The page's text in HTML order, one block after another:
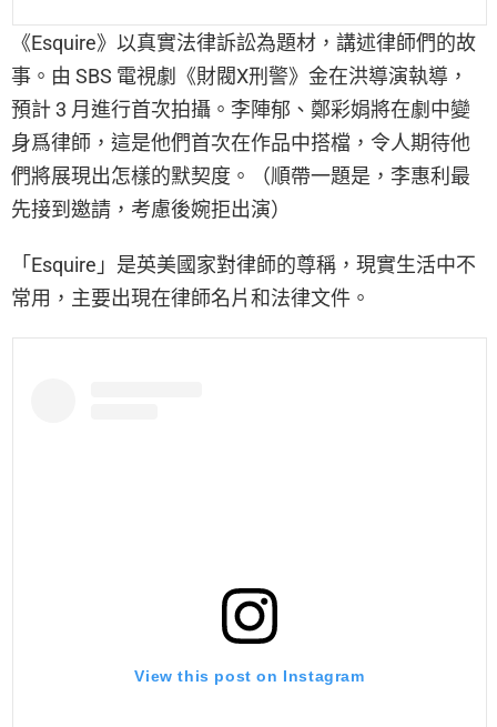
《Esquire》以真實法律訴訟為題材，講述律師們的故
事。由 SBS 電視劇《財閥X刑警》金在洪導演執導，
預計 3 月進行首次拍攝。李陣郁、鄭彩娟將在劇中變
身爲律師，這是他們首次在作品中搭檔，令人期待他
們將展現出怎樣的默契度。（順帶一題是，李惠利最
先接到邀請，考慮後婉拒出演）
「Esquire」是英美國家對律師的尊稱，現實生活中不
常用，主要出現在律師名片和法律文件。
View this post on Instagram